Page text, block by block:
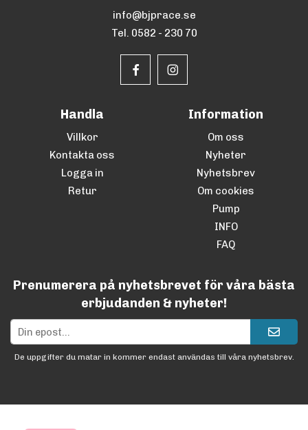
info@bjprace.se
Tel. 0582 - 230 70
Handla
Villkor
Kontakta oss
Logga in
Retur
Information
Om oss
Nyheter
Nyhetsbrev
Om cookies
Pump
INFO
FAQ
Prenumerera på nyhetsbrevet för våra bästa
erbjudanden & nyheter!
De uppgifter du matar in kommer endast användas till våra nyhetsbrev.